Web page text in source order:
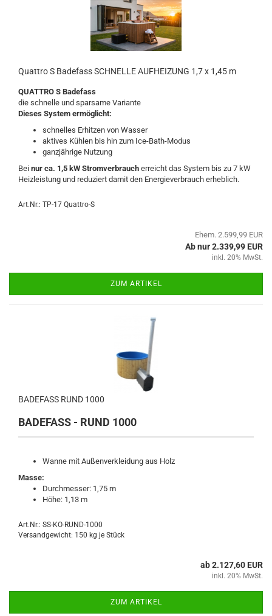
Quattro S Badefass SCHNELLE AUFHEIZUNG 1,7 x 1,45 m
QUATTRO S Badefass
die schnelle und sparsame Variante
Dieses System ermöglicht:
schnelles Erhitzen von Wasser
aktives Kühlen bis hin zum Ice-Bath-Modus
ganzjährige Nutzung
Bei nur ca. 1,5 kW Stromverbrauch erreicht das System bis zu 7 kW
Heizleistung und reduziert damit den Energieverbrauch erheblich.
Art.Nr.: TP-17 Quattro-S
Ehem. 2.599,99 EUR
Ab nur 2.339,99 EUR
inkl. 20% MwSt.
ZUM ARTIKEL
BADEFASS RUND 1000
BADEFASS - RUND 1000
Wanne mit Außenverkleidung aus Holz
Masse:
Durchmesser: 1,75 m
Höhe: 1,13 m
Art.Nr.: SS-KO-RUND-1000
Versandgewicht: 150 kg je Stück
ab 2.127,60 EUR
inkl. 20% MwSt.
ZUM ARTIKEL